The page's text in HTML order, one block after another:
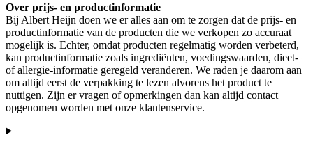
Over prijs- en productinformatie
Bij Albert Heijn doen we er alles aan om te zorgen dat de prijs- en
productinformatie van de producten die we verkopen zo accuraat
mogelijk is. Echter, omdat producten regelmatig worden verbeterd,
kan productinformatie zoals ingrediënten, voedingswaarden, dieet-
of allergie-informatie geregeld veranderen. We raden je daarom aan
om altijd eerst de verpakking te lezen alvorens het product te
nuttigen. Zijn er vragen of opmerkingen dan kan altijd contact
opgenomen worden met onze klantenservice.